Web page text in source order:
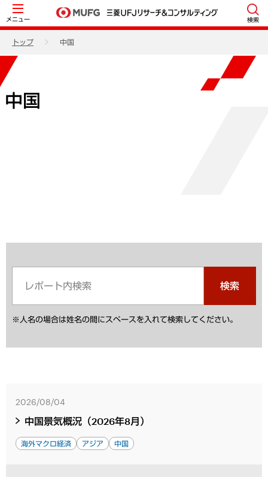
メニュー 検索
トップ 中国
中国
検索
※人名の場合は姓名の間にスペースを入れて検索してください。
2026/08/04
中国景気概況（2026年8月）
海外マクロ経済 アジア 中国